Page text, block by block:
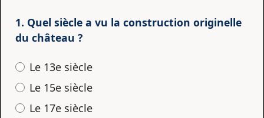
1. Quel siècle a vu la construction originelle
du château ?
Le 13e siècle
Le 15e siècle
Le 17e siècle